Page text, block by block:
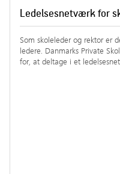
Ledelsesnetværk for
Som skoleleder og rektor er
ledere. Danmarks Private
for, at deltage i et